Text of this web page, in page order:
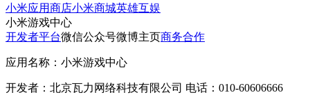
小米应用商店小米商城英雄互娱
小米游戏中心
开发者平台微信公众号微博主页商务合作
应用名称：小米游戏中心
开发者：北京瓦力网络科技有限公司 电话：010-60606666